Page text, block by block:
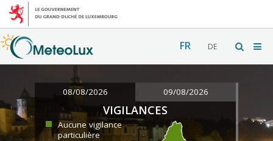
FR DE
08/08/2026 09/08/2026
VIGILANCES
Aucune vigilance
particulière